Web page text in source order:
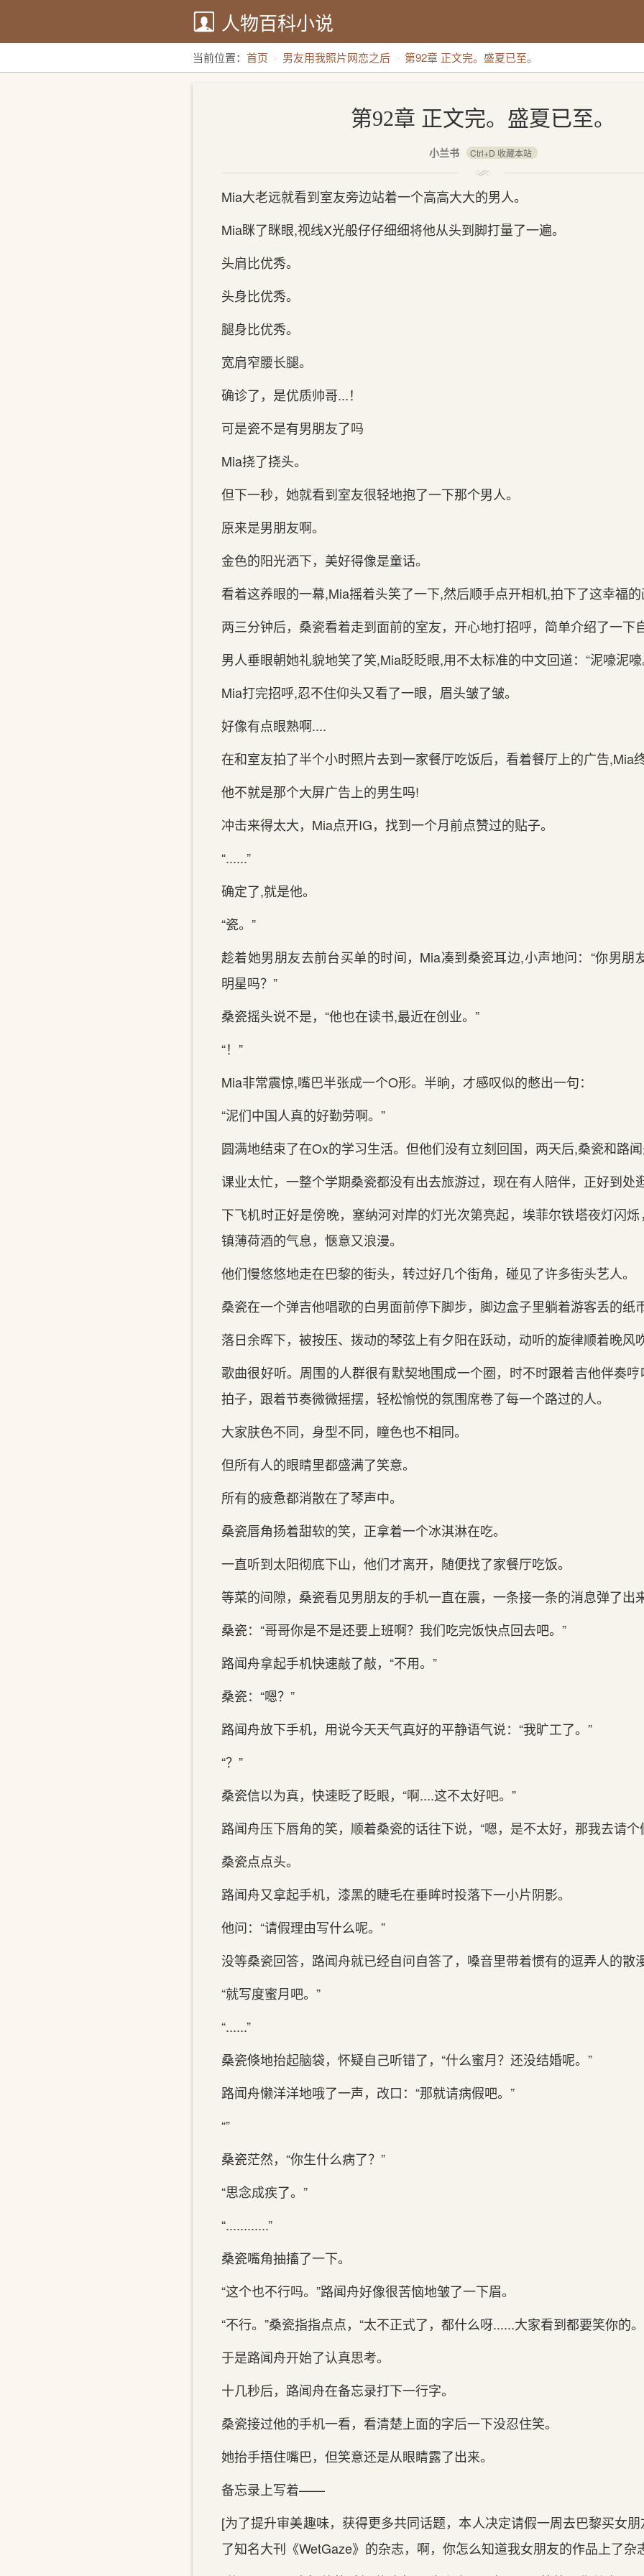
人物百科小说
当前位置： 首页 男友用我照片网恋之后
第92章 正文完。盛夏已至。
第92章 正文完。盛夏已至。
小兰书 Ctrl+D 收藏本站
Mia大老远就看到室友旁边站着一个高高大大的男人。
Mia眯了眯眼,视线X光般仔仔细细将他从头到脚打量了一遍。
头肩比优秀。
头身比优秀。
腿身比优秀。
宽肩窄腰长腿。
确诊了，是优质帅哥...！
可是瓷不是有男朋友了吗
Mia挠了挠头。
但下一秒，她就看到室友很轻地抱了一下那个男人。
原来是男朋友啊。
金色的阳光洒下，美好得像是童话。
看着这养眼的一幕,Mia摇着头笑了一下,然后顺手点开相机,拍下了这幸福
两三分钟后，桑瓷看着走到面前的室友，开心地打招呼，简单介绍了一下
男人垂眼朝她礼貌地笑了笑,Mia眨眨眼,用不太标准的中文回道：“泥嚎泥
Mia打完招呼,忍不住仰头又看了一眼，眉头皱了皱。
好像有点眼熟啊....
在和室友拍了半个小时照片去到一家餐厅吃饭后，看着餐厅上的广告,Mia
他不就是那个大屏广告上的男生吗!
冲击来得太大，Mia点开IG，找到一个月前点赞过的贴子。
“......”
确定了,就是他。
“瓷。”
趁着她男朋友去前台买单的时间，Mia凑到桑瓷耳边,小声地问：“你男朋
明星吗？”
桑瓷摇头说不是，“他也在读书,最近在创业。”
“！”
Mia非常震惊,嘴巴半张成一个O形。半晌，才感叹似的憋出一句：
“泥们中国人真的好勤劳啊。”
圆满地结束了在Ox的学习生活。但他们没有立刻回国，两天后,桑瓷和路
课业太忙，一整个学期桑瓷都没有出去旅游过，现在有人陪伴，正好到处
下飞机时正好是傍晚，塞纳河对岸的灯光次第亮起，埃菲尔铁塔夜灯闪
镇薄荷酒的气息，惬意又浪漫。
他们慢悠悠地走在巴黎的街头，转过好几个街角，碰见了许多街头艺人。
桑瓷在一个弹吉他唱歌的白男面前停下脚步，脚边盒子里躺着游客丢的纸
落日余晖下，被按压、拨动的琴弦上有夕阳在跃动，动听的旋律顺着晚风
歌曲很好听。周围的人群很有默契地围成一个圈，时不时跟着吉他伴奏
拍子，跟着节奏微微摇摆，轻松愉悦的氛围席卷了每一个路过的人。
大家肤色不同，身型不同，瞳色也不相同。
但所有人的眼睛里都盛满了笑意。
所有的疲惫都消散在了琴声中。
桑瓷唇角扬着甜软的笑，正拿着一个冰淇淋在吃。
一直听到太阳彻底下山，他们才离开，随便找了家餐厅吃饭。
等菜的间隙，桑瓷看见男朋友的手机一直在震，一条接一条的消息弹了出
桑瓷：“哥哥你是不是还要上班啊？我们吃完饭快点回去吧。”
路闻舟拿起手机快速敲了敲，“不用。”
桑瓷：“嗯？”
路闻舟放下手机，用说今天天气真好的平静语气说：“我旷工了。”
“？”
桑瓷信以为真，快速眨了眨眼，“啊....这不太好吧。”
路闻舟压下唇角的笑，顺着桑瓷的话往下说，“嗯，是不太好，那我去请个
桑瓷点点头。
路闻舟又拿起手机，漆黑的睫毛在垂眸时投落下一小片阴影。
他问：“请假理由写什么呢。”
没等桑瓷回答，路闻舟就已经自问自答了，嗓音里带着惯有的逗弄人的散
“就写度蜜月吧。”
“......”
桑瓷倏地抬起脑袋，怀疑自己听错了，“什么蜜月？还没结婚呢。”
路闻舟懒洋洋地哦了一声，改口：“那就请病假吧。”
“”
桑瓷茫然，“你生什么病了？”
“思念成疾了。”
“............”
桑瓷嘴角抽搐了一下。
“这个也不行吗。”路闻舟好像很苦恼地皱了一下眉。
“不行。”桑瓷指指点点，“太不正式了，都什么呀......大家看到都要笑你的
于是路闻舟开始了认真思考。
十几秒后，路闻舟在备忘录打下一行字。
桑瓷接过他的手机一看，看清楚上面的字后一下没忍住笑。
她抬手捂住嘴巴，但笑意还是从眼睛露了出来。
备忘录上写着——
[为了提升审美趣味，获得更多共同话题，本人决定请假一周去巴黎买女
了知名大刊《WetGaze》的杂志，啊，你怎么知道我女朋友的作品上了杂